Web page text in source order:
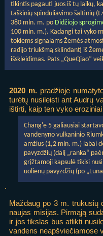
tikintis pagauti juos iš tų laikų,
taškinių spinduliavimo šaltinių
380 mln. m. po Didžiojo
100 mln. m.). Kadangi tai vyko
tokiems signalams Žemės
radijo triukšmą sklindantį iš
išskleidimas. Pats „QueQiao“
2020 m.pradžioje
turėtų nusileisti ant Audrų
ištirti, kaip ten vyko
Chang'e 5 galiausiai
vandenyno vulkaninio
amžius (1,2 mln. m.) labai
pavyzdžių (dalį „ranka“
grįžtamoji kapsulė tikisi
uolienų pavyzdžių (po
.
Maždaug po 3 m. trukusių
naujas misijas. Pirmąją
ir jos tikslas bus atlikti
vandens neapšviečiamose